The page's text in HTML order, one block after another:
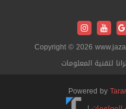
Copyright © 2026
لتقنية المعلومات
Powered by